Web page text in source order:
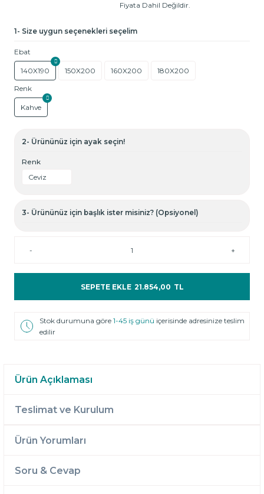
Fiyata Dahil Değildir.
1- Size uygun seçenekleri seçelim
Ebat
140X190 150X200 160X200
180X200
Renk
Kahve
2- Ürününüz için ayak seçin!
Renk
Ceviz
3- Ürününüz için başlık ister misiniz? (Opsiyonel)
- +
SEPETE EKLE 21.854,00 TL
Stok durumuna göre1-45 iş günü içerisinde adresinize teslim
edilir
Ürün Açıklaması
Teslimat ve Kurulum
Ürün Yorumları
Soru & Cevap